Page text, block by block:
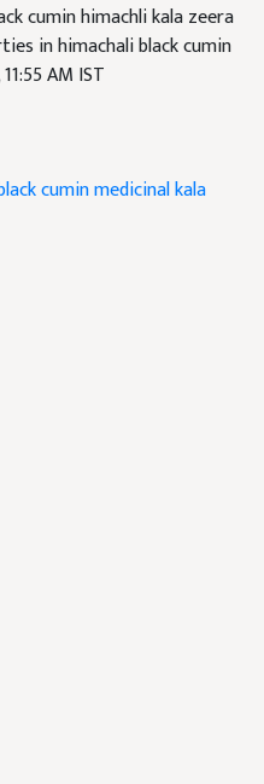
cumin himachli kala zeera
in himachali black cumin
AM IST
cuminmedicinal kala